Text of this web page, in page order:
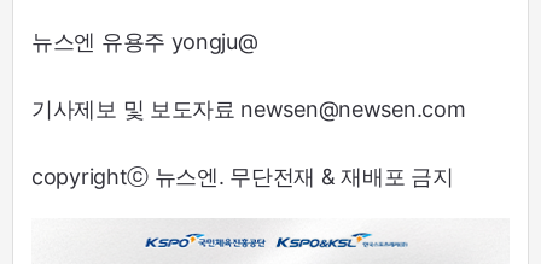
뉴스엔 유용주 yongju@
기사제보 및 보도자료 newsen@newsen.com
copyrightⓒ 뉴스엔. 무단전재 & 재배포 금지